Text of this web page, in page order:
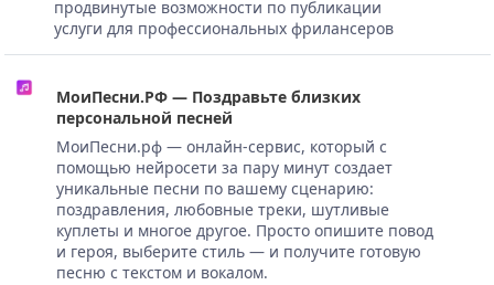
продвинутые возможности по публикации
услуги для профессиональных фрилансеров
МоиПесни.РФ — Поздравьте близких
персональной песней
МоиПесни.рф — онлайн-сервис, который с
помощью нейросети за пару минут создает
уникальные песни по вашему сценарию:
поздравления, любовные треки, шутливые
куплеты и многое другое. Просто опишите повод
и героя, выберите стиль — и получите готовую
песню с текстом и вокалом.